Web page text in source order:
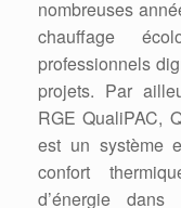
nombreuses
chauffage
professionnels
projets. Par
RGE QualiPAC,
est un système
confort
d’énergie